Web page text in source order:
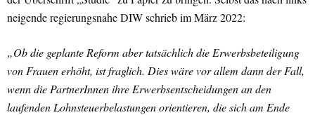
neigende regierungsnahe DIW schrieb im März 2022:
„Ob die geplante Reform aber tatsächlich die Erwerbsbeteiligung
von Frauen erhöht, ist fraglich. Dies wäre vor allem dann der Fall,
wenn die PartnerInnen ihre Erwerbsentscheidungen an den
laufenden Lohnsteuerbelastungen orientieren, die sich am Ende